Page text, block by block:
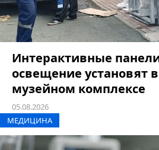
Интерактивные
освещение установят
музейном комплексе
05.08.2026
МЕДИЦИНА